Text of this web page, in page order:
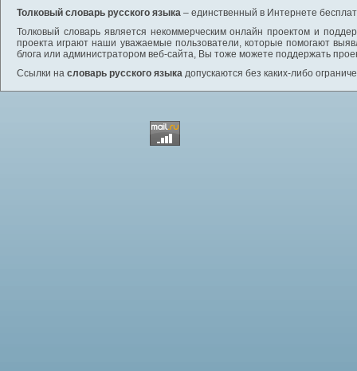
Толковый словарь русского языка – единственный в Интернете
Толковый словарь является некоммерческим онлайн проектом и
проекта играют наши уважаемые пользователи, которые помогают
блога или администратором веб-сайта, Вы тоже можете поддержать
Ссылки на словарь русского языка допускаются без каких-либо